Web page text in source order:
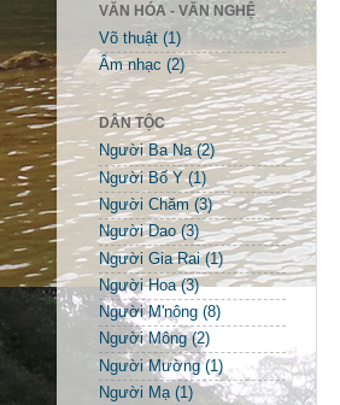
VĂN HÓA - VĂN NGHỆ
Võ thuật (1)
Âm nhạc (2)
DÂN TỘC
Người Ba Na (2)
Người Bố Y (1)
Người Chăm (3)
Người Dao (3)
Người Gia Rai (1)
Người Hoa (3)
Người M'nông (8)
Người Mông (2)
Người Mường (1)
Người Mạ (1)